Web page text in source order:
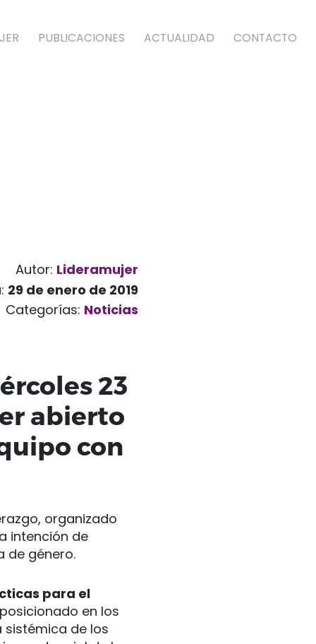
PUBLICACIONES ACTUALIDAD CONTACTO
Autor: Lideramujer
29 de enero de 2019
Categorías: Noticias
23
abierto
con
organizado
intención de
de género.
para el
en los
de los